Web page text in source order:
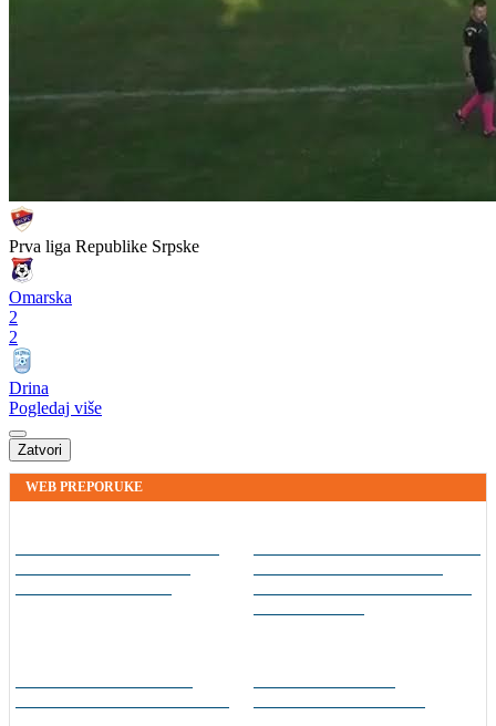
Prva liga Republike Srpske
Omarska
2
2
Drina
Pogledaj više
Zatvori
WEB PREPORUKE